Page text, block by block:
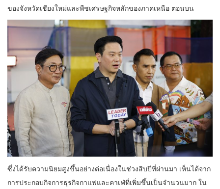
ของจังหวัดเชียงใหม่และพืชเศรษฐกิจหลักของภาคเหนือ ตอนบน
ซึ่งได้รับความนิยมสูงขึ้นอย่างต่อเนื่องในช่วงสิบปีที่ผ่านมา เห็นได้จาก
การประกอบกิจการธุรกิจกาแฟและคาเฟ่ที่เพิ่มขึ้นเป็นจำนวนมาก ใน